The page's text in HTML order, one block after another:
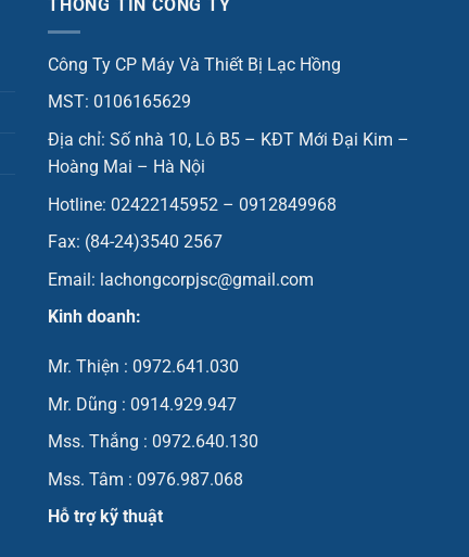
THÔNG TIN CÔNG TY
Công Ty CP Máy Và Thiết Bị Lạc Hồng
MST: 0106165629
Địa chỉ: Số nhà 10, Lô B5 – KĐT Mới Đại Kim –
Hoàng Mai – Hà Nội
Hotline: 02422145952 – 0912849968
Fax: (84-24)3540 2567
Email: lachongcorpjsc@gmail.com
Kinh doanh:
Mr. Thiện : 0972.641.030
Mr. Dũng : 0914.929.947
Mss. Thắng : 0972.640.130
Mss. Tâm : 0976.987.068
Hỗ trợ kỹ thuật